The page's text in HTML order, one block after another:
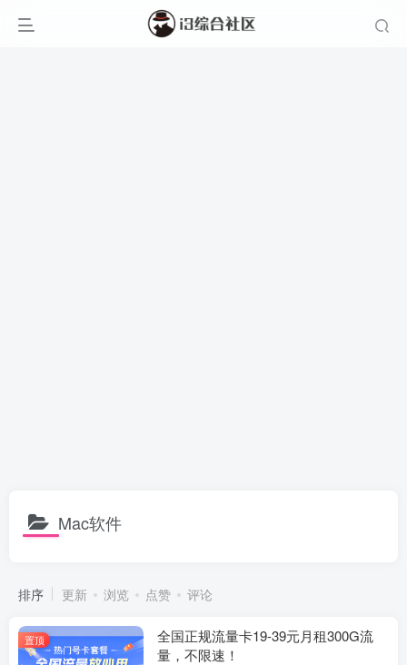
Mac软件
排序 更新 浏览 点赞 评论
置顶
全国正规流量卡19-39元月租300G流
量，不限速！